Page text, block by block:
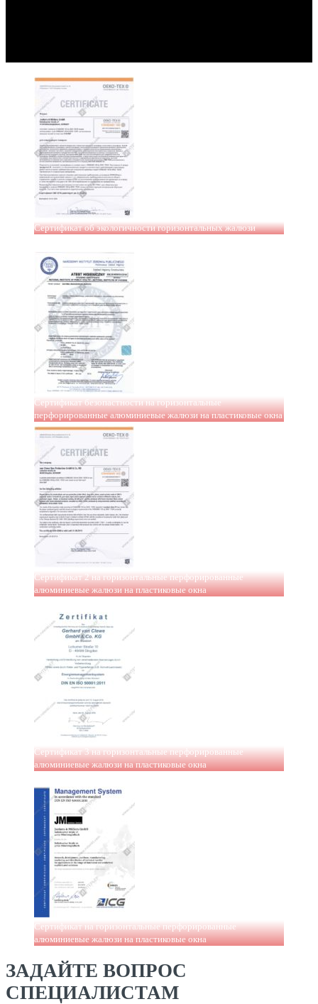
Сертификат об экологичности горизонтальных жалюзи
Сертификат безопастности на горизонтальные
перфорированные алюминиевые жалюзи на пластиковые окна
Сертификат 2 на горизонтальные перфорированные
алюминиевые жалюзи на пластиковые окна
Сертификат 3 на горизонтальные перфорированные
алюминиевые жалюзи на пластиковые окна
Сертификат на горизонтальные перфорированные
алюминиевые жалюзи на пластиковые окна
ЗАДАЙТЕ ВОПРОС
СПЕЦИАЛИСТАМ